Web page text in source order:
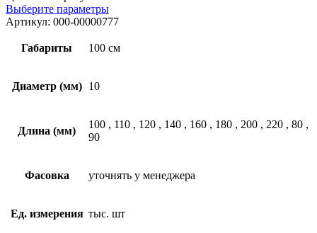
Выберите параметры
Артикул: 000-00000777
Габариты 100 см
Диаметр (мм) 10
Длина (мм)
100 , 110 , 120 , 140 , 160 , 180 , 200 , 220 , 80 ,
90
Фасовка уточнять у менеджера
Ед. измерения тыс. шт